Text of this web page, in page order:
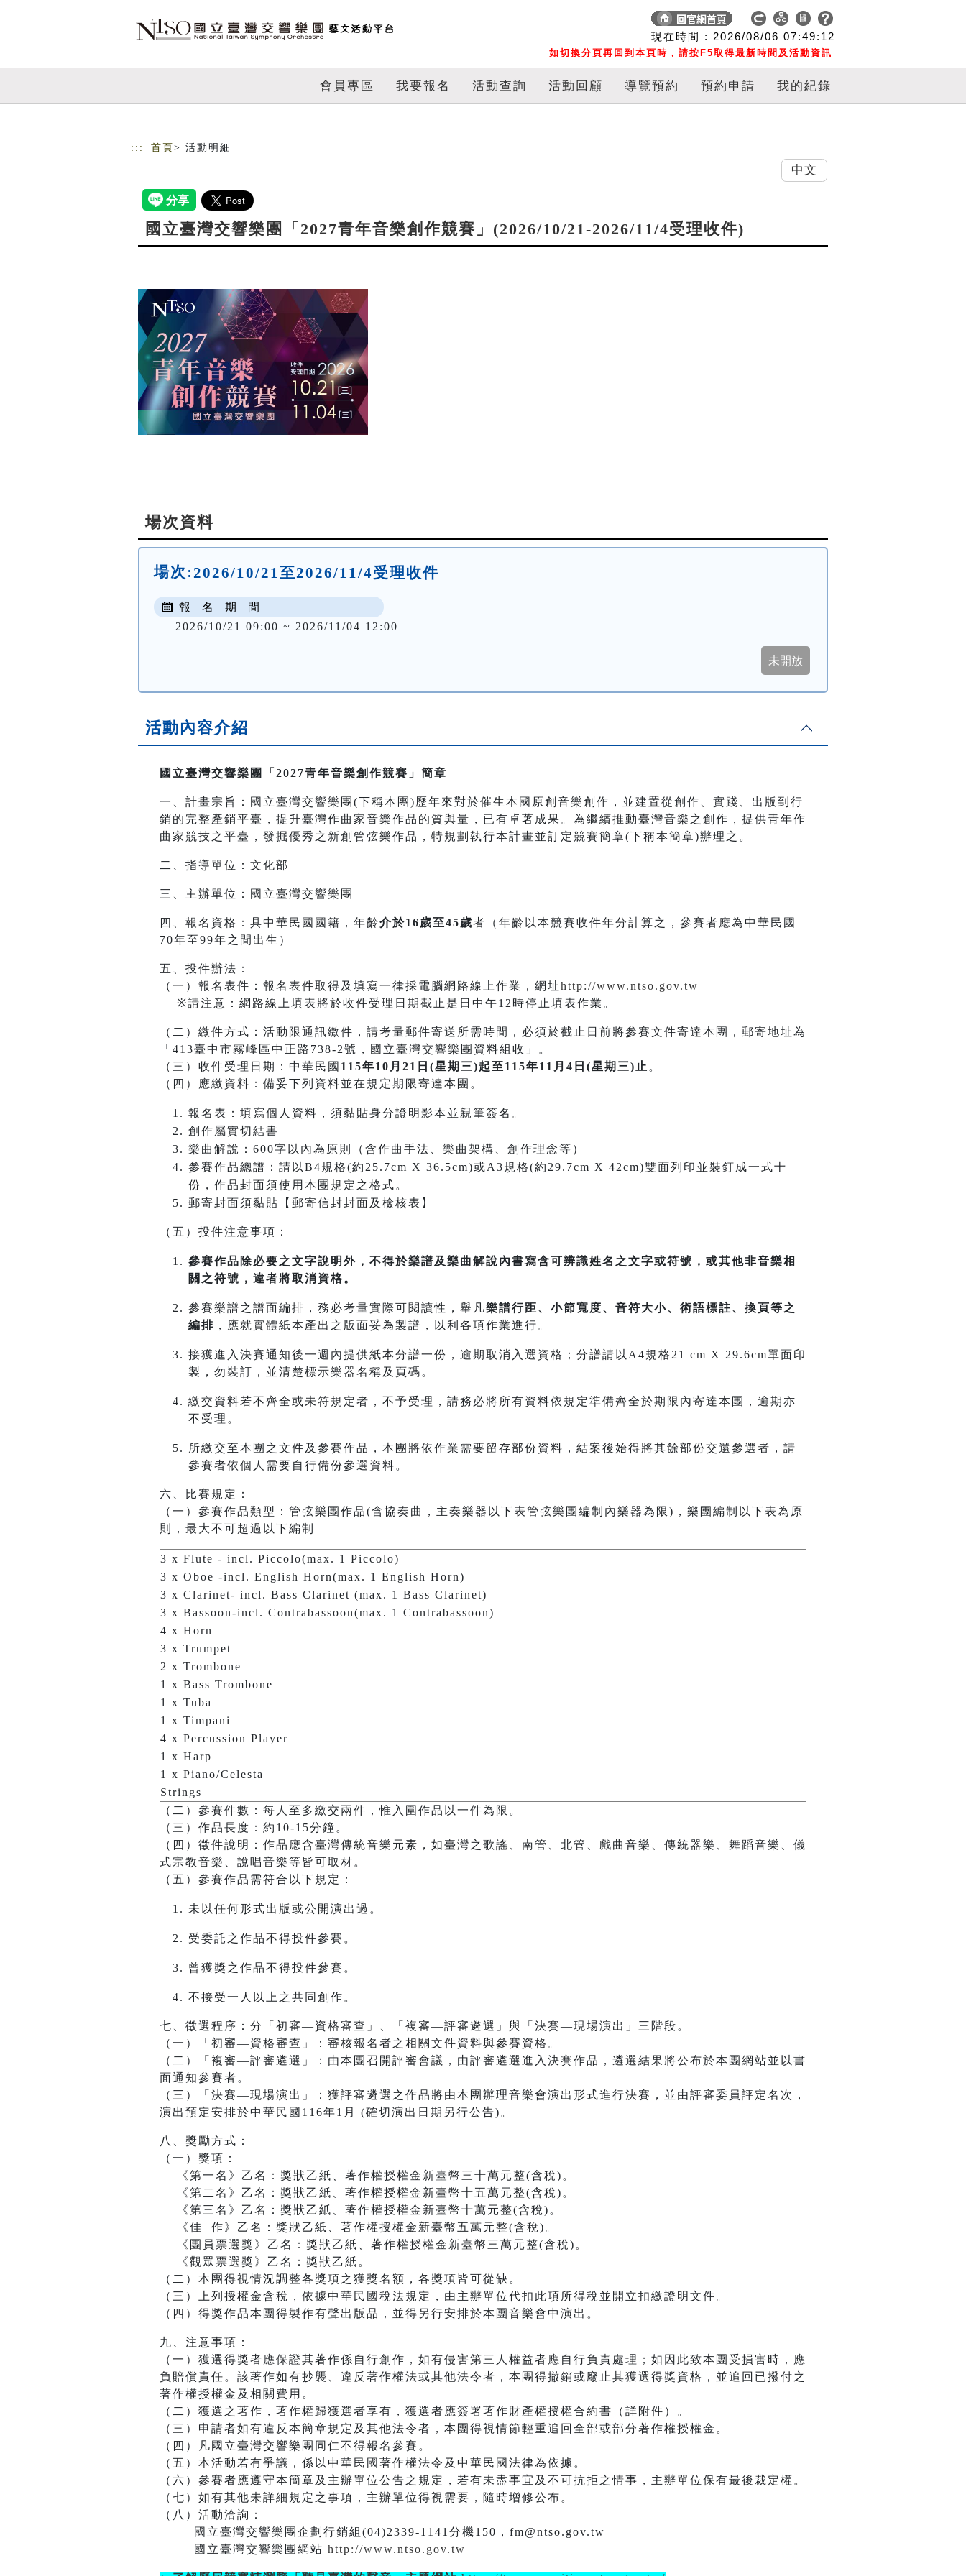
現在時間 : 2026/08/06 07:49:13
如切換分頁再回到本頁時，請按F5取得最新時間及活動資訊
會員專區 我要報名 活動查詢 活動回顧 導覽預約 預約申請 我的紀錄
::: 首頁 > 活動明細
國立臺灣交響樂團「2027青年音樂創作競賽」(2026/10/21-2026/11/4受理收件)
場次資料
場次:2026/10/21至2026/11/4受理收件
報 名 期 間
2026/10/21 09:00 ~ 2026/11/04 12:00
活動內容介紹
國立臺灣交響樂團「2027青年音樂創作競賽」簡章
一、計畫宗旨：國立臺灣交響樂團(下稱本團)歷年來對於催生本國原創音樂創作，並建置從創作、實踐、出版到行
銷的完整產銷平臺，提升臺灣作曲家音樂作品的質與量，已有卓著成果。為繼續推動臺灣音樂之創作，提供青年作
曲家競技之平臺，發掘優秀之新創管弦樂作品，特規劃執行本計畫並訂定競賽簡章(下稱本簡章)辦理之。
二、指導單位：文化部
三、主辦單位：國立臺灣交響樂團
四、報名資格：具中華民國國籍，年齡介於16歲至45歲者（年齡以本競賽收件年分計算之，參賽者應為中華民國
70年至99年之間出生）
五、投件辦法：
（一）報名表件：報名表件取得及填寫一律採電腦網路線上作業，網址http://www.ntso.gov.tw
※請注意：網路線上填表將於收件受理日期截止是日中午12時停止填表作業。
（二）繳件方式：活動限通訊繳件，請考量郵件寄送所需時間，必須於截止日前將參賽文件寄達本團，郵寄地址為
「413臺中市霧峰區中正路738-2號，國立臺灣交響樂團資料組收」。
（三）收件受理日期：中華民國 115年10月21日(星期三)起至115年11月4日(星期三)止 。
（四）應繳資料：備妥下列資料並在規定期限寄達本團。
報名表：填寫個人資料，須黏貼身分證明影本並親筆簽名。
創作屬實切結書
樂曲解說：600字以內為原則（含作曲手法、樂曲架構、創作理念等）
參賽作品總譜：請以B4規格(約25.7cm X 36.5cm)或A3規格(約29.7cm X 42cm)雙面列印並裝釘成一式十
份，作品封面須使用本團規定之格式。
郵寄封面須黏貼【郵寄信封封面及檢核表】
（五）投件注意事項：
參賽作品除必要之文字說明外，不得於樂譜及樂曲解說內書寫含可辨識姓名之文字或符號，或其他非音樂相
關之符號，違者將取消資格。
參賽樂譜之譜面編排，務必考量實際可閱讀性，舉凡樂譜行距、小節寬度、音符大小、術語標註、換頁等之
編排 ，應就實體紙本產出之版面妥為製譜，以利各項作業進行。
接獲進入決賽通知後一週內提供紙本分譜一份，逾期取消入選資格；分譜請以A4規格21 cm X 29.6cm單面印
製，勿裝訂，並清楚標示樂器名稱及頁碼。
繳交資料若不齊全或未符規定者，不予受理，請務必將所有資料依規定準備齊全於期限內寄達本團，逾期亦
不受理。
所繳交至本團之文件及參賽作品，本團將依作業需要留存部份資料，結案後始得將其餘部份交還參選者，請
參賽者依個人需要自行備份參選資料。
六、比賽規定：
（一）參賽作品類型：管弦樂團作品(含協奏曲，主奏樂器以下表管弦樂團編制內樂器為限)，樂團編制以下表為原
則，最大不可超過以下編制
3 x Flute - incl. Piccolo(max. 1 Piccolo)
3 x Oboe -incl. English Horn(max. 1 English Horn)
3 x Clarinet- incl. Bass Clarinet (max. 1 Bass Clarinet)
3 x Bassoon-incl. Contrabassoon(max. 1 Contrabassoon)
4 x Horn
3 x Trumpet
2 x Trombone
1 x Bass Trombone
1 x Tuba
1 x Timpani
4 x Percussion Player
1 x Harp
1 x Piano/Celesta
Strings
（二）參賽件數：每人至多繳交兩件，惟入圍作品以一件為限。
（三）作品長度：約10-15分鐘。
（四）徵件說明：作品應含臺灣傳統音樂元素，如臺灣之歌謠、南管、北管、戲曲音樂、傳統器樂、舞蹈音樂、儀
式宗教音樂、說唱音樂等皆可取材。
（五）參賽作品需符合以下規定：
未以任何形式出版或公開演出過。
受委託之作品不得投件參賽。
曾獲獎之作品不得投件參賽。
不接受一人以上之共同創作。
七、徵選程序：分「初審—資格審查」、「複審—評審遴選」與「決賽—現場演出」三階段。
（一）「初審—資格審查」：審核報名者之相關文件資料與參賽資格。
（二）「複審—評審遴選」：由本團召開評審會議，由評審遴選進入決賽作品，遴選結果將公布於本團網站並以書
面通知參賽者。
（三）「決賽—現場演出」：獲評審遴選之作品將由本團辦理音樂會演出形式進行決賽，並由評審委員評定名次，
演出預定安排於中華民國116年1月 (確切演出日期另行公告)。
八、獎勵方式：
（一）獎項：
《第一名》乙名：獎狀乙紙、著作權授權金新臺幣三十萬元整(含稅)。
《第二名》乙名：獎狀乙紙、著作權授權金新臺幣十五萬元整(含稅)。
《第三名》乙名：獎狀乙紙、著作權授權金新臺幣十萬元整(含稅)。
《佳 作》乙名：獎狀乙紙、著作權授權金新臺幣五萬元整(含稅)。
《團員票選獎》乙名：獎狀乙紙、著作權授權金新臺幣三萬元整(含稅)。
《觀眾票選獎》乙名：獎狀乙紙。
（二）本團得視情況調整各獎項之獲獎名額，各獎項皆可從缺。
（三）上列授權金含稅，依據中華民國稅法規定，由主辦單位代扣此項所得稅並開立扣繳證明文件。
（四）得獎作品本團得製作有聲出版品，並得另行安排於本團音樂會中演出。
九、注意事項：
（一）獲選得獎者應保證其著作係自行創作，如有侵害第三人權益者應自行負責處理；如因此致本團受損害時，應
負賠償責任。該著作如有抄襲、違反著作權法或其他法令者，本團得撤銷或廢止其獲選得獎資格，並追回已撥付之
著作權授權金及相關費用。
（二）獲選之著作，著作權歸獲選者享有，獲選者應簽署著作財產權授權合約書（詳附件）。
（三）申請者如有違反本簡章規定及其他法令者，本團得視情節輕重追回全部或部分著作權授權金。
（四）凡國立臺灣交響樂團同仁不得報名參賽。
（五）本活動若有爭議，係以中華民國著作權法令及中華民國法律為依據。
（六）參賽者應遵守本簡章及主辦單位公告之規定，若有未盡事宜及不可抗拒之情事，主辦單位保有最後裁定權。
（七）如有其他未詳細規定之事項，主辦單位得視需要，隨時增修公布。
（八）活動洽詢：
國立臺灣交響樂團企劃行銷組(04)2339-1141分機150，fm@ntso.gov.tw
國立臺灣交響樂團網站 http://www.ntso.gov.tw